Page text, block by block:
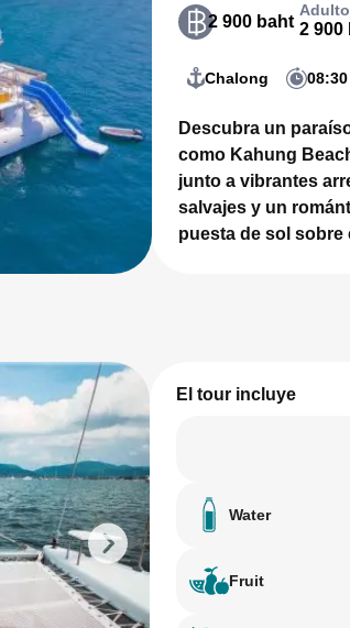
2 900 baht
Adulto
2 900
Chalong
Descubra un
como Kahung
junto a vibrantes
salvajes y un
puesta de sol sobre
El tour incluye
Water
Fruit